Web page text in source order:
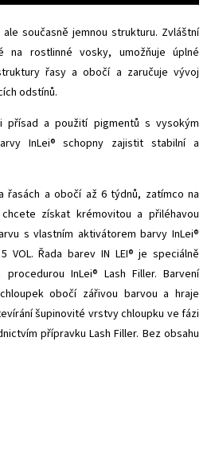
ale současně jemnou strukturu. Zvláštní
rostlinné vosky, umožňuje úplné
řasy a obočí a zaručuje vývoj
odstínů.
přísad a použití pigmentů s vysokým
InLei® schopny zajistit stabilní a
řasách a obočí až 6 týdnů, zatímco na
získat krémovitou a přiléhavou
s vlastním aktivátorem barvy InLei®
5 VOL. Řada barev IN LEI® je speciálně
InLei® Lash Filler. Barvení
obočí zářivou barvou a hraje
šupinovité vrstvy chloupku ve fázi
přípravku Lash Filler. Bez obsahu